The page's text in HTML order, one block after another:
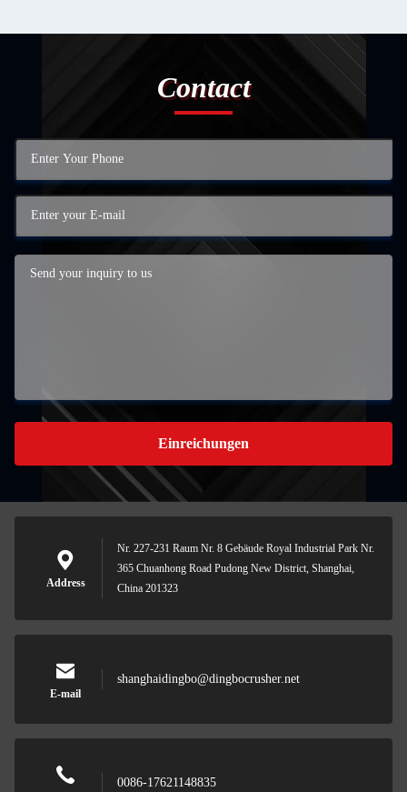
Contact
Einreichungen
Address
Nr. 227-231 Raum Nr. 8 Gebäude Royal Industrial Park Nr.
365 Chuanhong Road Pudong New District, Shanghai,
China 201323
E-mail
shanghaidingbo@dingbocrusher.net
0086-17621148835